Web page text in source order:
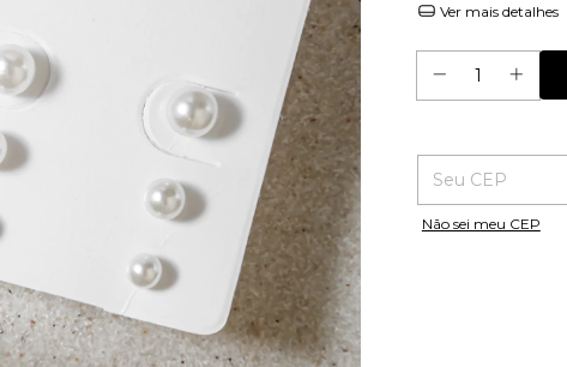
Ver mais detalhes
Entregas para o CEP:
Não sei meu CEP